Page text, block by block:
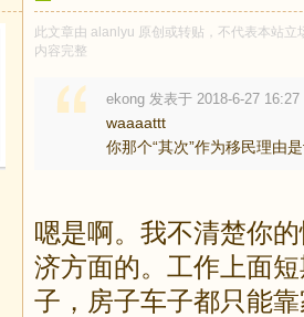
此文章由 alanlyu 原创或转贴，不代表本站
内容完整
ekong 发表于 2018-6-27 16:27
waaaattt
你那个“其次”作为移民理由
嗯是啊。我不清楚你
济方面的。工作上面
子，房子车子都只能